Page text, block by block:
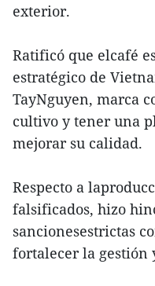
exterior.
Ratificó que elcafé
estratégico de
TayNguyen, marca
cultivo y tener una
mejorar su calidad.
Respecto a
falsificados, hizo
sancionesestrictas
fortalecer la gestión